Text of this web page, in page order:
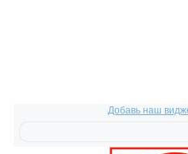
Добавь наш